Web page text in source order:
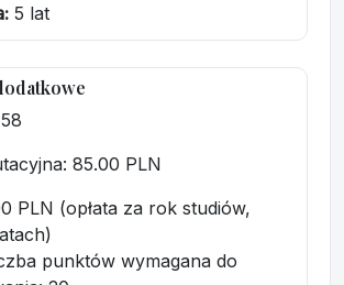
5 lat
: 85.00 PLN
PLN (opłata za rok studiów,
punktów wymagana do